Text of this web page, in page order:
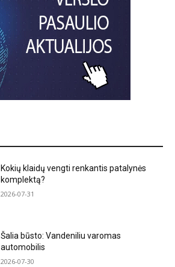
Kokių klaidų vengti renkantis patalynės
komplektą?
2026-07-31
Šalia būsto: Vandeniliu varomas
automobilis
2026-07-30